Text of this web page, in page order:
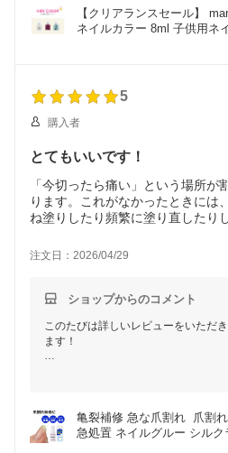
す。
商品到着後間もない不具合につきま
おります。
このたびいただいた貴重なご意見を
お寄せいただき、誠にありがとうござ
【クリアランスセール】
ネイルカラー 8ml 子供用ネ
5
購入者
とてもいいです！
「今切ったら痛い」という場所が
ります。これがなかったときには
ね塗りしたり頻繁に塗り直したり
回、やり方通りに丁寧に貼ればと
いので、途中でどこかに引っ掛け
注文日：2026/04/29
ショップからのコメント
このたびは詳しいレビューをいただ
ます！
商品が「痛みを伴う爪割れ」の応急
修」にご満足いただけたとのこと、
商品のシルクラップとネイルグルー
亀裂補修 急な爪割れ  爪割
急処置 ネイルグルー シル